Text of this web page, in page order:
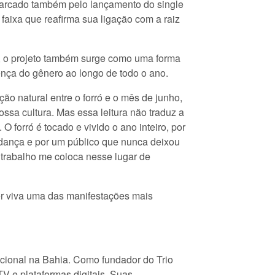
também pelo lançamento do single
faixa que reafirma sua ligação com a raiz
projeto também surge como uma forma
do gênero ao longo de todo o ano.
natural entre o forró e o mês de junho,
cultura. Mas essa leitura não traduz a
forró é tocado e vivido o ano inteiro, por
e por um público que nunca deixou
me coloca nesse lugar de
viva uma das manifestações mais
na Bahia. Como fundador do Trio